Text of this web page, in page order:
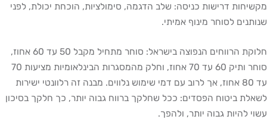
דרישות כניסה: שלב הדגמה, סימולציות, הוכחת יכולת, לפני
לסוחר מינוף אמיתי.
חלוקת הרווחים הנפוצה בישראל: סוחר מתחיל מקבל 50 עד 60 אחוז,
סוחר ותיק 60 עד 70 אחוז, וחלק מהמסגרות הבינלאומיות מציעות 70
עד 80 אחוז, אך לרוב עם דמי שימוש נלווים. מבנה זה רלוונטי ישירות
ביטוח הפסדים: ככל שחלקך ברווח גבוה יותר, כך חלקך בסיכון
גבוה יותר, ולהפך.